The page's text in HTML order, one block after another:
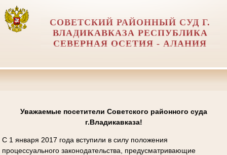
СОВЕТСКИЙ РАЙОННЫЙ СУД Г.
ВЛАДИКАВКАЗА РЕСПУБЛИКА
СЕВЕРНАЯ ОСЕТИЯ - АЛАНИЯ
Уважаемые посетители Советского районного суда
г.Владикавказа!
С 1 января 2017 года вступили в силу положения
процессуального законодательства, предусматривающие